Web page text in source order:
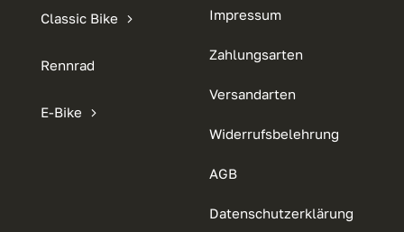
Classic Bike
Rennrad
E-Bike
Impressum
Zahlungsarten
Versandarten
Widerrufsbelehrung
AGB
Datenschutzerklärung